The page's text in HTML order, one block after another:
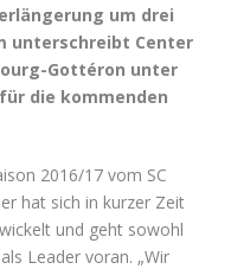
um drei
unterschreibt Center
Gottéron unter
die kommenden
2016/17 vom SC
hat sich in kurzer Zeit
und geht sowohl
Leader voran. „Wir